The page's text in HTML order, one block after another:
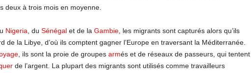
deux à trois mois en moyenne.
Nigeria , du Sénégalet de la Gambie, les migrants sont capturés alors qu’ils
de la Libye, d’où ils comptent gagner l’Europe en traversant la Méditerranée.
, ils sont la proie de groupes armés et de réseaux de passeurs, qui tentent
de l’argent. La plupart des migrants sont utilisés comme travailleurs